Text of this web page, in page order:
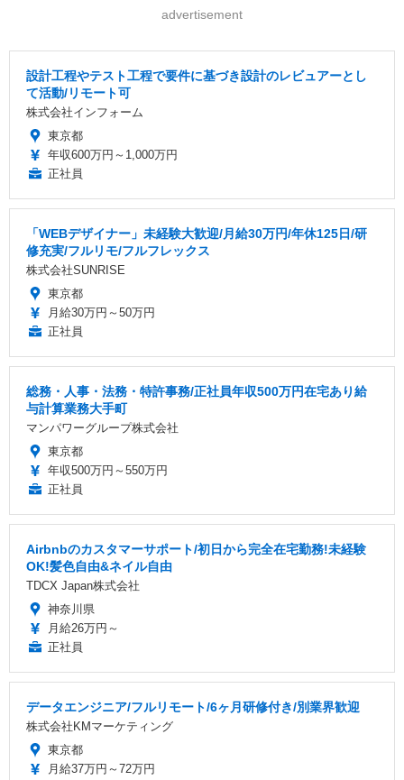
advertisement
設計工程やテスト工程で要件に基づき設計のレビュアーとし
て活動/リモート可
株式会社インフォーム
東京都
年収600万円～1,000万円
正社員
「WEBデザイナー」未経験大歓迎/月給30万円/年休125日/研
修充実/フルリモ/フルフレックス
株式会社SUNRISE
東京都
月給30万円～50万円
正社員
総務・人事・法務・特許事務/正社員年収500万円在宅あり給
与計算業務大手町
マンパワーグループ株式会社
東京都
年収500万円～550万円
正社員
Airbnbのカスタマーサポート/初日から完全在宅勤務!未経験
OK!髪色自由&ネイル自由
TDCX Japan株式会社
神奈川県
月給26万円～
正社員
データエンジニア/フルリモート/6ヶ月研修付き/別業界歓迎
株式会社KMマーケティング
東京都
月給37万円～72万円